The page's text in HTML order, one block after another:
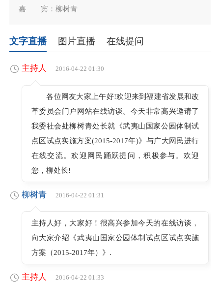
嘉 宾：柳树青
文字直播 图片直播 在线提问
主持人 2016-04-22 01:30
各位网友大家上午好!欢迎来到福建省发展和改
革委员会门户网站在线访谈。今天非常高兴邀请了
我委社会处柳树青处长就《武夷山国家公园体制试
点区试点实施方案(2015-2017年)》与广大网民进行
在线交流。欢迎网民踊跃提问，积极参与。欢迎
您，柳处长!
柳树青 2016-04-22 01:31
主持人好，大家好！很高兴参加今天的在线访谈，
向大家介绍《武夷山国家公园体制试点区试点实施
方案（2015-2017年）》.
主持人 2016-04-22 01:33